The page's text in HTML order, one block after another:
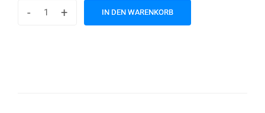
- + IN DEN WARENKORB